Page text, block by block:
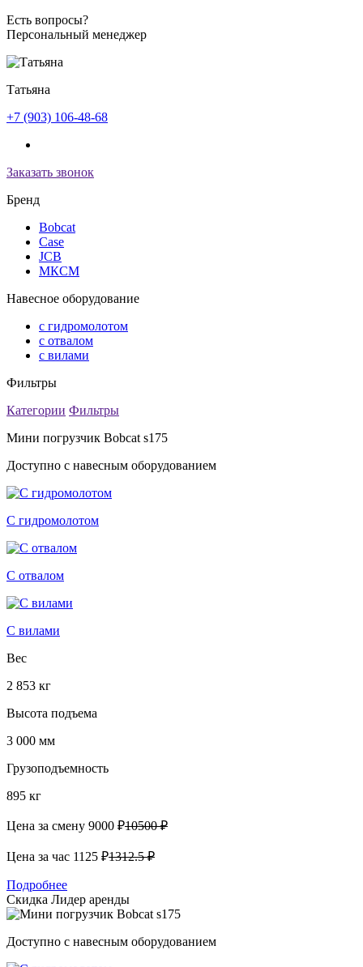
Есть вопросы?
Персональный менеджер
Татьяна
+7 (903) 106-48-68
Заказать звонок
Бренд
Bobcat
Case
JCB
МКСМ
Навесное оборудование
с гидромолотом
с отвалом
с вилами
Фильтры
Категории Фильтры
Мини погрузчик Bobcat s175
Доступно с навесным оборудованием
С гидромолотом
С отвалом
С вилами
Вес
2 853 кг
Высота подъема
3 000 мм
Грузоподъемность
895 кг
Цена за смену 9000 ₽10500 ₽
Цена за час 1125 ₽1312.5 ₽
Подробнее
Скидка Лидер аренды
Доступно с навесным оборудованием